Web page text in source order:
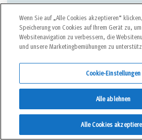
Die Garantenlösung gibt es weder in
der Technik. Die technische
sehr material-, typ- und
Spitzkehre aber tatsächlich „Bahnhof”
schon mehr als verinnerlicht.
Wenn Sie auf „Alle Cookies akzeptieren“
Speicherung von Cookies auf Ihrem Gerät zu,
Websitenavigation zu verbessern, die
und unsere Marketingbemühungen zu
Cookie-Einstellungen
Alle ablehnen
Alle Cookies